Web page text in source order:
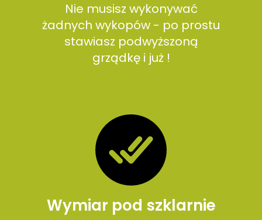
Nie musisz wykonywać
żadnych wykopów - po prostu
stawiasz podwyższoną
grządkę i już !
Wymiar pod szklarnie